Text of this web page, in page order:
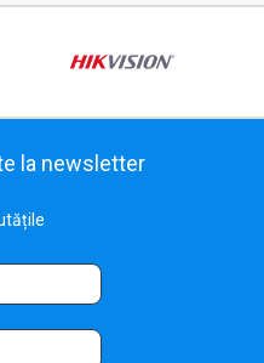
la newsletter